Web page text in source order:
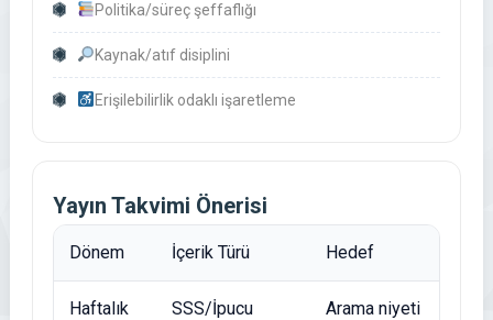
Politika/süreç şeffaflığı
Kaynak/atıf disiplini
Erişilebilirlik odaklı işaretleme
Yayın Takvimi Önerisi
Dönem İçerik Türü Hedef
Haftalık SSS/İpucu
Arama niyeti